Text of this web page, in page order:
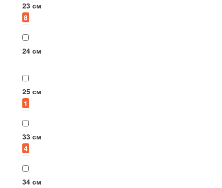
23 см
8
24 см
25 см
1
33 см
4
34 см